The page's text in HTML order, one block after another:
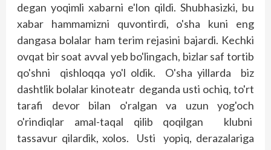
degan yoqimli xabarni e'lon qildi. Shubhasizki, bu
xabar hammamizni quvontirdi, o'sha kuni eng
dangasa bolalar ham terim rejasini bajardi. Kechki
ovqat bir soat avval yeb bo'lingach, bizlar saf tortib
qo'shni qishloqqa yo'l oldik. O'sha yillarda biz
dashtlik bolalar kinoteatr deganda usti ochiq, to'rt
tarafi devor bilan o'ralgan va uzun yog'och
o'rindiqlar amal-taqal qilib qoqilgan klubni
tassavur qilardik, xolos. Usti yopiq, derazalariga